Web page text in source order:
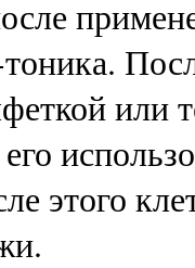
или
этого